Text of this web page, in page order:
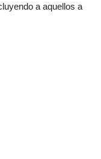
a aquellos a